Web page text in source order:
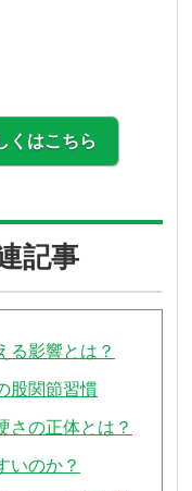
くはこちら
記事
る影響とは？
股関節習慣
さの正体とは？
いのか？